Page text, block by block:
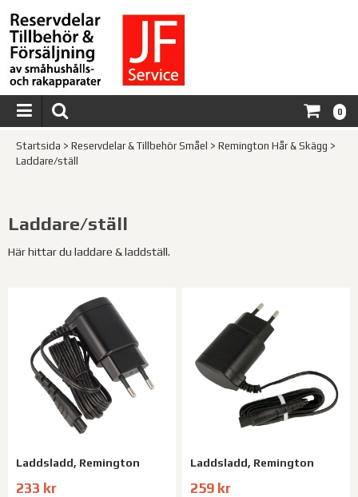
0
Startsida > Reservdelar & Tillbehör Småel > Remington Hår & Skägg >
Laddare/ställ
Laddare/ställ
Här hittar du laddare & laddställ.
Laddsladd, Remington
233 kr
Laddsladd, Remington
259 kr